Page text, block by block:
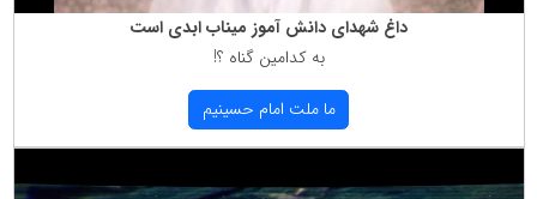
داغ شهدای دانش آموز میناب ابدی است
به كدامین گناه ؟!
ما ملت امام حسینیم